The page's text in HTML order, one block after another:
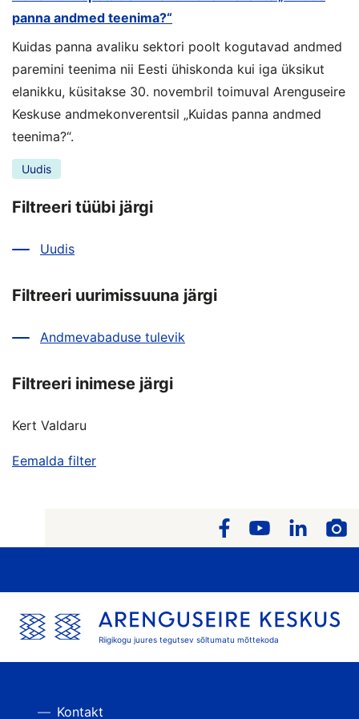
panna andmed teenima?“
Kuidas panna avaliku sektori poolt kogutavad andmed
paremini teenima nii Eesti ühiskonda kui iga üksikut
elanikku, küsitakse 30. novembril toimuval Arenguseire
Keskuse andmekonverentsil „Kuidas panna andmed
teenima?“.
Uudis
Filtreeri tüübi järgi
Uudis
Filtreeri uurimissuuna järgi
Andmevabaduse tulevik
Filtreeri inimese järgi
Kert Valdaru
Eemalda filter
Riigikogu juures tegutsev sõltumatu mõttekoda
Kontakt